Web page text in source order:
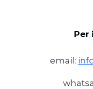
Per
email: